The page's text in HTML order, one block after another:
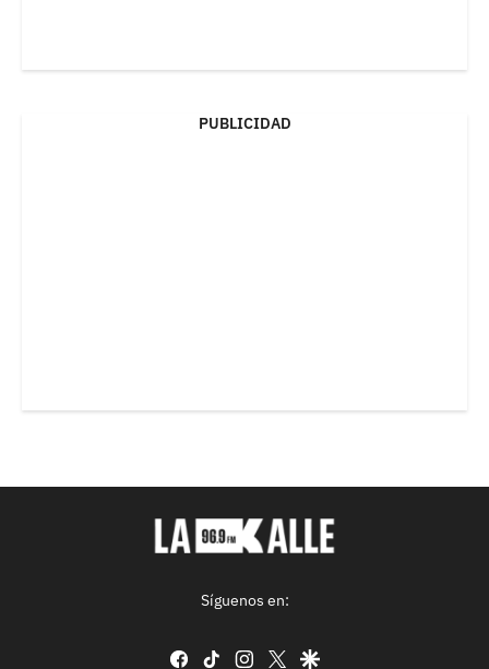
PUBLICIDAD
Síguenos en:
facebook
tiktok instagram
twittergoogle